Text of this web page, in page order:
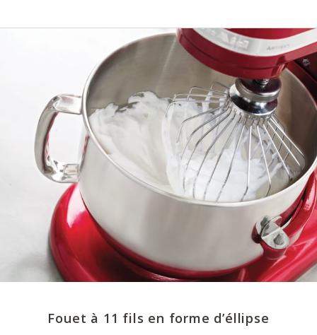
Fouet à 11 fils en forme d’éllipse